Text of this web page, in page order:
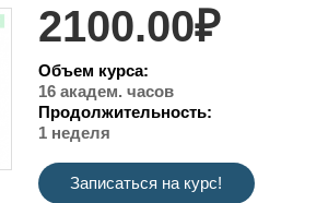
2100.00₽
Объем курса:
16 академ. часов
Продолжительность:
1 неделя
Записаться на курс!